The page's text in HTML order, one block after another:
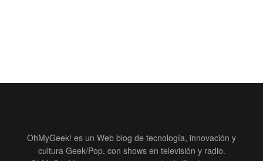
OhMyGeek! es un Web blog de tecnología, innovación y
cultura Geek/Pop, con shows en televisión y radio.